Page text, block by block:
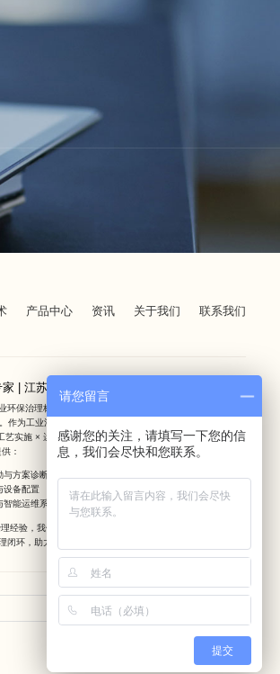
产品中心 资讯 关于我们 联系我们
| 江苏若源环保提供定制化方案
保治理标杆，10 年专注工业废气废水全流程治理服务
作为工业污染治理 + 全周期运维整合服务商，我们通过勘察
艺实施 × 运维保障四维一体服务，为化工企业、电子制造、
：
与方案诊断
设备配置
智能运维系统搭建
经验，我们深度剖析工业生产特性，构建 "现场诊断 - 方案
闭环，助力企业突破环保合规瓶颈。
友情链接
请您留言
感谢您的关注，请填写一下您的信
息，我们会尽快和您联系。
提交